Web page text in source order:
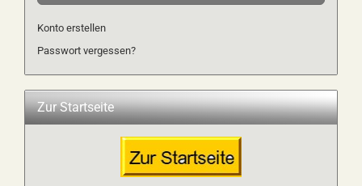
Konto erstellen
Passwort vergessen?
Zur Startseite